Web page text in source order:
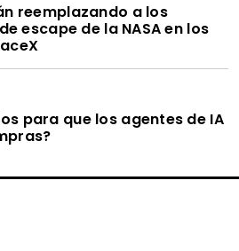
reemplazando a los
escape de la NASA en los
para que los agentes de IA